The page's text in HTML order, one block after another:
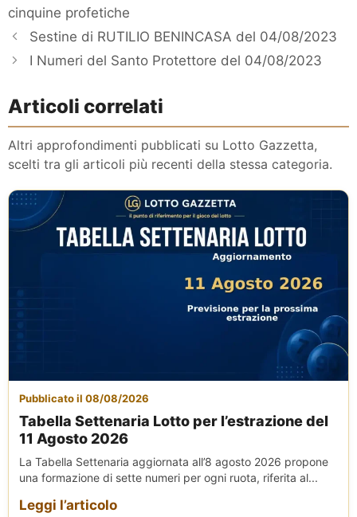
cinquine profetiche
Sestine di RUTILIO BENINCASA del 04/08/2023
I Numeri del Santo Protettore del 04/08/2023
Articoli correlati
Altri approfondimenti pubblicati su Lotto Gazzetta,
scelti tra gli articoli più recenti della stessa categoria.
Pubblicato il 08/08/2026
Tabella Settenaria Lotto per l’estrazione del
11 Agosto 2026
La Tabella Settenaria aggiornata all’8 agosto 2026 propone
una formazione di sette numeri per ogni ruota, riferita al...
Leggi l’articolo